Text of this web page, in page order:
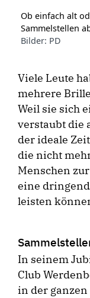
Ob einfach alt
Sammelstellen
Bilder: PD
Viele Leute
mehrere
Weil sie sich
verstaubt die
der ideale
die nicht
Menschen
eine
leisten
In seinem
Club
in der ganzen